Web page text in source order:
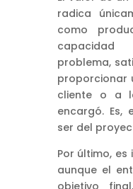
radica
como
problema,
proporcionar
cliente o a
encargó. Es,
ser del
Por último,
aunque el
objetivo